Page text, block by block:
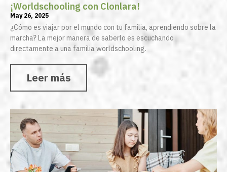
¡Worldschooling con Clonlara!
May 26, 2025
¿Cómo es viajar por el mundo con tu familia, aprendiendo sobre la
marcha? La mejor manera de saberlo es escuchando
directamente a una familia worldschooling.
Leer más